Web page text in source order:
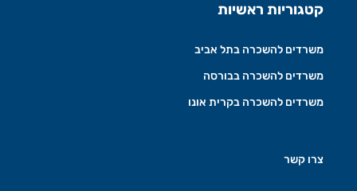
קטגוריות ראשיות
משרדים להשכרה בתל אביב
משרדים להשכרה בבורסה
משרדים להשכרה בקרית אונו
צרו קשר